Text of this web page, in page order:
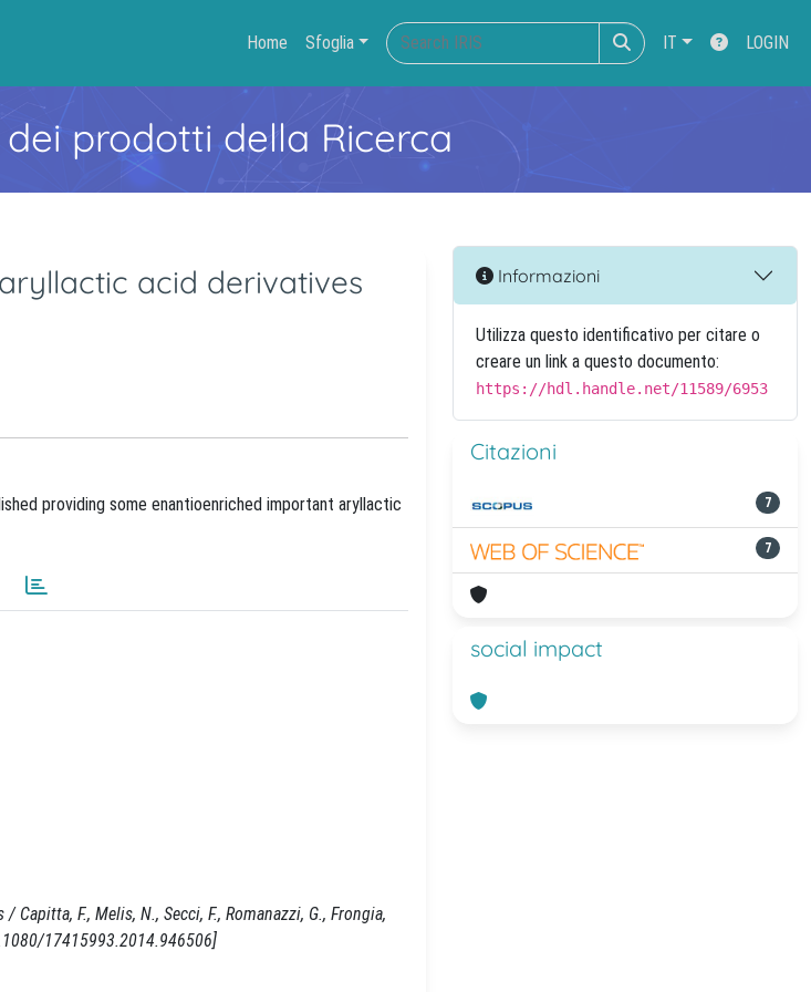
Home Sfoglia IT LOGIN
prodotti della Ricerca
acid derivatives
providing some enantioenriched important aryllactic
F., Melis, N., Secci, F., Romanazzi, G., Frongia,
17415993.2014.946506]
Informazioni
Utilizza questo identificativo per citare o
creare un link a questo documento:
https://hdl.handle.net/11589/6953
Citazioni
7
7
social impact